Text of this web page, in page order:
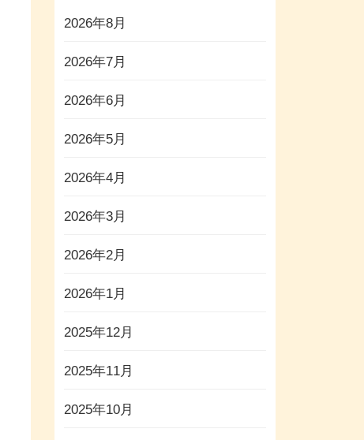
2026年8月
2026年7月
2026年6月
2026年5月
2026年4月
2026年3月
2026年2月
2026年1月
2025年12月
2025年11月
2025年10月